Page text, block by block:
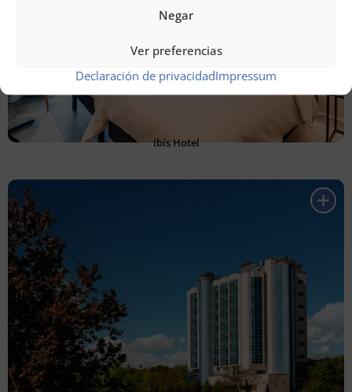
Negar
Ver preferencias
Declaración de privacidadImpressum
ibis Hotel